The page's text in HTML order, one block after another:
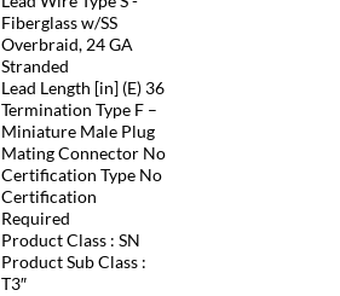
Fiberglass w/SS
Overbraid, 24 GA
Stranded
Lead Length [in] (E) 36
Termination Type F –
Miniature Male Plug
Mating Connector No
Certification Type No
Certification
Required
Product Class : SN
Product Sub Class :
T3″